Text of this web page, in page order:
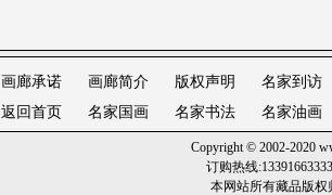
画廊承诺 画廊简介 版权声明
名家到访
返回首页
名家国画 名家书法 名家油画
Copyright © 2002-2020
订购热线
本网站所有藏品版